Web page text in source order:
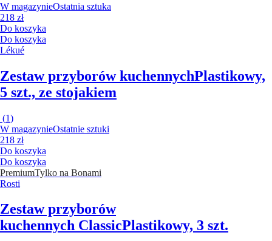
W magazynieOstatnia sztuka
218 zł
Do koszyka
Do koszyka
Lékué
Zestaw przyborów kuchennychPlastikowy,
5 szt., ze stojakiem
(1)
W magazynieOstatnie sztuki
218 zł
Do koszyka
Do koszyka
PremiumTylko na Bonami
Rosti
Zestaw przyborów
kuchennych ClassicPlastikowy, 3 szt.